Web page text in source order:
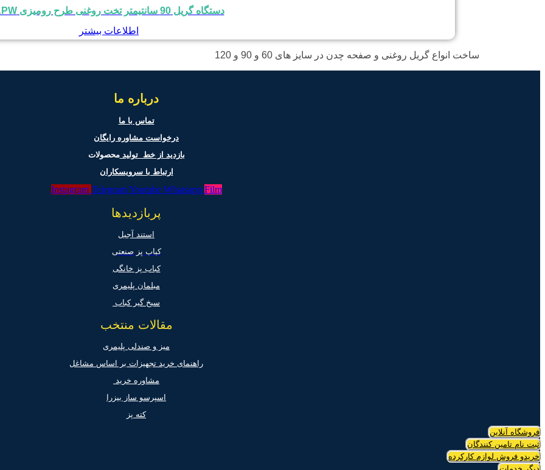
دستگاه گریل 90 سانتیمتر تخت روغنی طرح رومیزی APW
اطلاعات بیشتر
ساخت انواع گریل روغنی و صفحه چدن در سایز های 60 و 90 و 120
درباره ما
تماس با ما
درخواست مشاوره رایگان
بازدید از خط تولیدمحصولات
ارتباط با سرویسکاران
Instagram Telegram Youtube Whatsapp Film
پربازدیدها
استند آجیل
کباب پز صنعتی
کباب پز خانگی
مبلمان پلیمری
سیخ گیر کباب
مقالات منتخب
میز و صندلی پلیمری
راهنمای خرید تجهیزات بر اساس مشاغل
مشاوره خرید
اسپرسو ساز بیزرا
کته پز
فروشگاه آنلاین
ثبت نام تامین کنندگان
خریدو فروش لوازم کارکرده